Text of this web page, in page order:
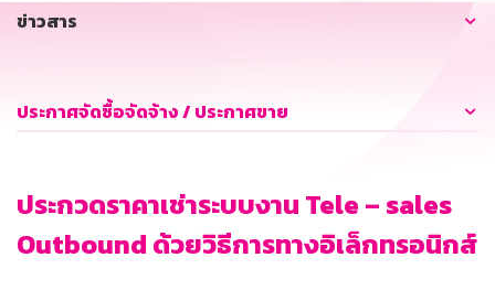
ข่าวสาร
ประกาศจัดซื้อจัดจ้าง / ประกาศขาย
ประกวดราคาเช่าระบบงาน Tele – sales
Outbound ด้วยวิธีการทางอิเล็กทรอนิกส์